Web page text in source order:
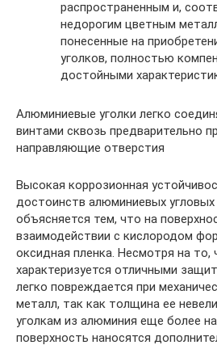
распространенным и,
недорогим цветным
понесенные на
уголков, полностью
достойными
Алюминиевые уголки легко
винтами сквозь предварительно
направляющие отверстия
Высокая коррозионная
достоинств алюминиевых
объясняется тем, что на
взаимодействии с кислородом
оксидная пленка. Несмотря на то,
характеризуется отличными
легко повреждается при
металл, так как толщина ее
уголкам из алюминия еще более
поверхность наносятся